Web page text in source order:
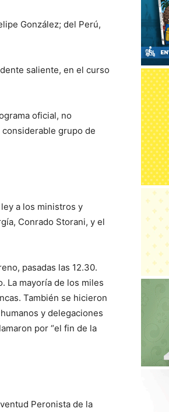
González; del Perú,
saliente, en el curso
oficial, no
considerable grupo de
a los ministros y
Conrado Storani, y el
pasadas las 12.30.
La mayoría de los miles
También se hicieron
y delegaciones
por “el fin de la
Peronista de la